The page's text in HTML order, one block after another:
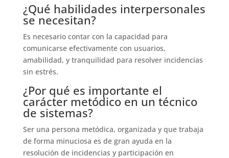
¿Qué habilidades interpersonales
se necesitan?
Es necesario contar con la capacidad para
comunicarse efectivamente con usuarios,
amabilidad, y tranquilidad para resolver incidencias
sin estrés.
¿Por qué es importante el
carácter metódico en un técnico
de sistemas?
Ser una persona metódica, organizada y que trabaja
de forma minuciosa es de gran ayuda en la
resolución de incidencias y participación en